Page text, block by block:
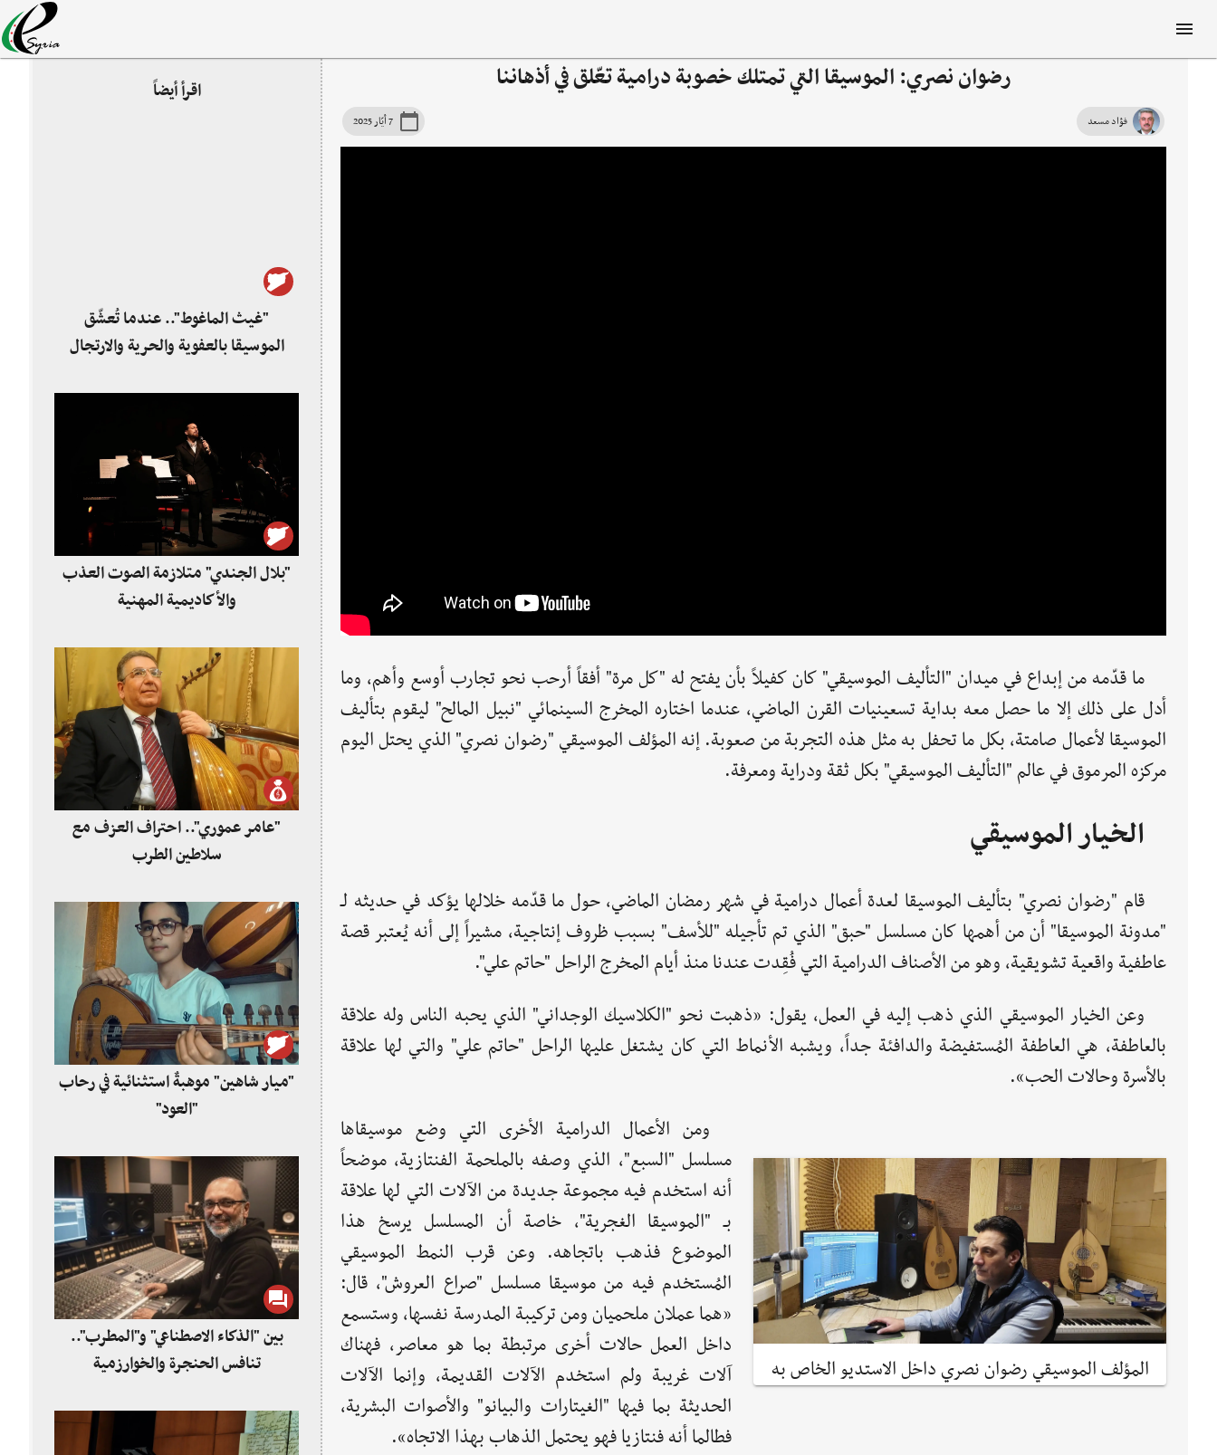
رضوان نصري: الموسيقا التي تمتلك خصوبة درامية تعّلق في أذهاننا
فؤاد مسعد 7 أيّار 2025
ما قدّمه من إبداع في ميدان "التأليف الموسيقي" كان كفيلاً بأن يفتح له "كل مرة" أفقاً أرحب نحو تجارب أوسع وأهم، وما
أدل على ذلك إلا ما حصل معه بداية تسعينيات القرن الماضي، عندما اختاره المخرج السينمائي "نبيل المالح" ليقوم بتأليف
الموسيقا لأعمال صامتة، بكل ما تحفل به مثل هذه التجربة من صعوبة. إنه المؤلف الموسيقي "رضوان نصري" الذي يحتل اليوم
مركزه المرموق في عالم "التأليف الموسيقي" بكل ثقة ودراية ومعرفة.
الخيار الموسيقي
قام "رضوان نصري" بتأليف الموسيقا لعدة أعمال درامية في شهر رمضان الماضي، حول ما قدّمه خلالها يؤكد في حديثه لـ
"مدونة الموسيقا" أن من أهمها كان مسلسل "حبق" الذي تم تأجيله "للأسف" بسبب ظروف إنتاجية، مشيراً إلى أنه يُعتبر قصة
عاطفية واقعية تشويقية، وهو من الأصناف الدرامية التي فُقِدت عندنا منذ أيام المخرج الراحل "حاتم علي".
وعن الخيار الموسيقي الذي ذهب إليه في العمل، يقول: «ذهبت نحو "الكلاسيك الوجداني" الذي يحبه الناس وله علاقة
بالعاطفة، هي العاطفة المُستفيضة والدافئة جداً، ويشبه الأنماط التي كان يشتغل عليها الراحل "حاتم علي" والتي لها علاقة
بالأسرة وحالات الحب».
المؤلف الموسيقي رضوان نصري داخل الاستديو الخاص به
ومن الأعمال الدرامية الأخرى التي وضع موسيقاها
مسلسل "السبع"، الذي وصفه بالملحمة الفنتازية، موضحاً
أنه استخدم فيه مجموعة جديدة من الآلات التي لها علاقة
بـ "الموسيقا الغجرية"، خاصة أن المسلسل يرسخ هذا
الموضوع فذهب باتجاهه. وعن قرب النمط الموسيقي
المُستخدم فيه من موسيقا مسلسل "صراع العروش"، قال:
«هما عملان ملحميان ومن تركيبة المدرسة نفسها، وستسمع
داخل العمل حالات أخرى مرتبطة بما هو معاصر، فهناك
آلات غريبة ولم استخدم الآلات القديمة، وإنما الآلات
الحديثة بما فيها "الغيتارات والبيانو" والأصوات البشرية،
فطالما أنه فنتازيا فهو يحتمل الذهاب بهذا الاتجاه».
اقرأ أيضاً
"غيث الماغوط".. عندما تُعشّق
الموسيقا بالعفوية والحرية والارتجال
"بلال الجندي" متلازمة الصوت العذب
والأكاديمية المهنية
"عامر عموري".. احتراف العزف مع
سلاطين الطرب
"ميار شاهين" موهبةٌ استثنائية في رحاب
"العود"
بين "الذكاء الاصطناعي" و"المطرب"..
تنافس الحنجرة والخوارزمية